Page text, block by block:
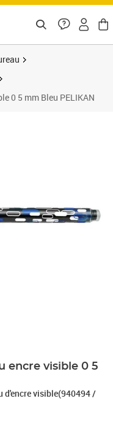
0 5 mm Bleu PELIKAN
encre visible 0 5
d'encre visible(940494 /